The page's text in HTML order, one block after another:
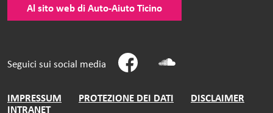
Al sito web di Auto-Aiuto Ticino
Seguici sui social media
IMPRESSUM PROTEZIONE DEI DATI
DISCLAIMER
INTRANET